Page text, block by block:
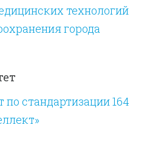
технологий
города
стандартизации 164